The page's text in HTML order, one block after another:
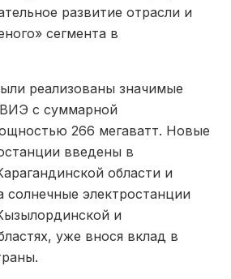
развитие отрасли и
сегмента в
реализованы значимые
с суммарной
266 мегаватт. Новые
введены в
области и
солнечные электростанции
и
уже внося вклад в